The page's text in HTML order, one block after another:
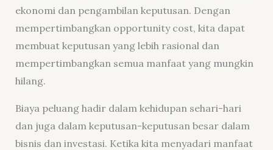
ekonomi dan pengambilan keputusan. Dengan
mempertimbangkan opportunity cost, kita dapat
membuat keputusan yang lebih rasional dan
mempertimbangkan semua manfaat yang mungkin
hilang.
Biaya peluang hadir dalam kehidupan sehari-hari
dan juga dalam keputusan-keputusan besar dalam
bisnis dan investasi. Ketika kita menyadari manfaat